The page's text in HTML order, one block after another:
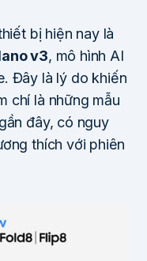
bị hiện nay là
v3, mô hình AI
Đây là lý do khiến
chí là những mẫu
đây, có nguy
thích với phiên